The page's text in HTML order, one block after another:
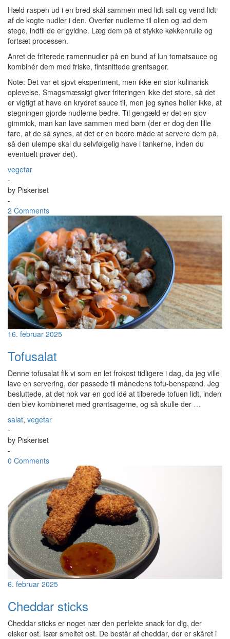
Hæld raspen ud i en bred skål sammen med lidt salt og vend lidt
af de kogte nudler i den. Overfør nudlerne til olien og lad dem
stege, indtil de er gyldne. Læg dem på et stykke køkkenrulle og
fortsæt processen.
Anret de friterede ramennudler på en bund af lun tomatsauce og
kombinér dem med friske, fintsnittede grøntsager.
Note: Det var et sjovt eksperiment, men ikke en stor kulinarisk
oplevelse. Smagsmæssigt giver friteringen ikke det store, så det
er vigtigt at have en krydret sauce til, men jeg synes heller ikke, at
stegningen gjorde nudlerne bedre. Til gengæld er det en sjov
gimmick, man kan lave sammen med børn (der er dog den lille
fare, at de så synes, at det er en bedre måde at servere dem på,
så den ulempe skal du selvfølgelig have i tankerne, inden du
eventuelt prøver det).
vegetar
-
by Piskeriset
-
2 Comments
16. februar 2025
Tofusalat
Denne tofusalat fik vi som en let frokost tidligere i dag, da jeg ville
lave en servering, der passede til månedens tofu-benspænd. Jeg
besluttede, at det nok var en god idé at tilberede tofuen lidt, inden
den blev kombineret med grøntsagerne, og så skulle der …
salat, vegetar
-
by Piskeriset
-
0 Comments
6. februar 2025
Cheddar sticks
Cheddar sticks er noget nær den perfekte snack for dig, der
elsker ost. Især smeltet ost. De består af cheddar, der er skåret i